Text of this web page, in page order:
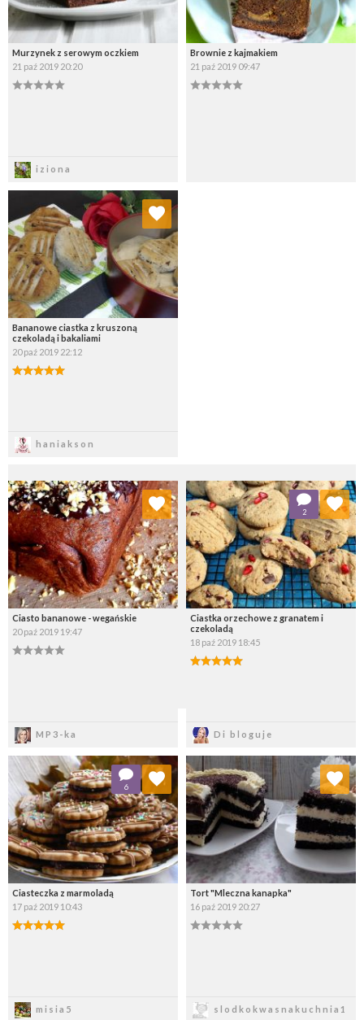
Murzynek z serowym oczkiem
21 paź 2019 20:20
iziona
Brownie z kajmakiem
21 paź 2019 09:47
Bananowe ciastka z kruszoną
czekoladą i bakaliami
20 paź 2019 22:12
haniakson
Dodaj do ulubionych
Wybierz listę:
Ciasto bananowe - wegańskie
20 paź 2019 19:47
MP3-ka
Dodaj do ulubionych
Wybierz listę:
Ciastka orzechowe z granatem i
czekoladą
18 paź 2019 18:45
Di bloguje
2
Dodaj do ulubionych
Wybierz listę:
Ciasteczka z marmoladą
17 paź 2019 10:43
misia5
6
Dodaj do ulubionych
Wybierz listę:
Tort "Mleczna kanapka"
16 paź 2019 20:27
slodkokwasnakuchnia1
Dodaj do ulubionych
Wybierz listę: